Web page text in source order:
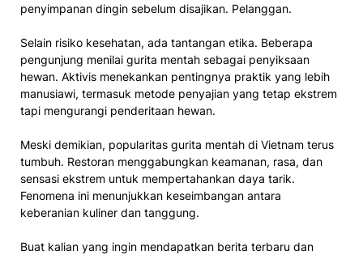
penyimpanan dingin sebelum disajikan. Pelanggan.
Selain risiko kesehatan, ada tantangan etika. Beberapa
pengunjung menilai gurita mentah sebagai penyiksaan
hewan. Aktivis menekankan pentingnya praktik yang lebih
manusiawi, termasuk metode penyajian yang tetap ekstrem
tapi mengurangi penderitaan hewan.
Meski demikian, popularitas gurita mentah di Vietnam terus
tumbuh. Restoran menggabungkan keamanan, rasa, dan
sensasi ekstrem untuk mempertahankan daya tarik.
Fenomena ini menunjukkan keseimbangan antara
keberanian kuliner dan tanggung.
Buat kalian yang ingin mendapatkan berita terbaru dan